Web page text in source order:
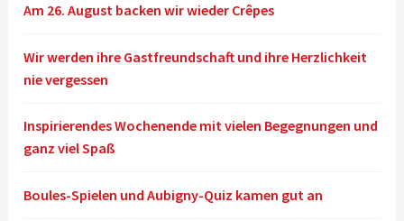
Am 26. August backen wir wieder Crêpes
Wir werden ihre Gastfreundschaft und ihre Herzlichkeit
nie vergessen
Inspirierendes Wochenende mit vielen Begegnungen und
ganz viel Spaß
Boules-Spielen und Aubigny-Quiz kamen gut an